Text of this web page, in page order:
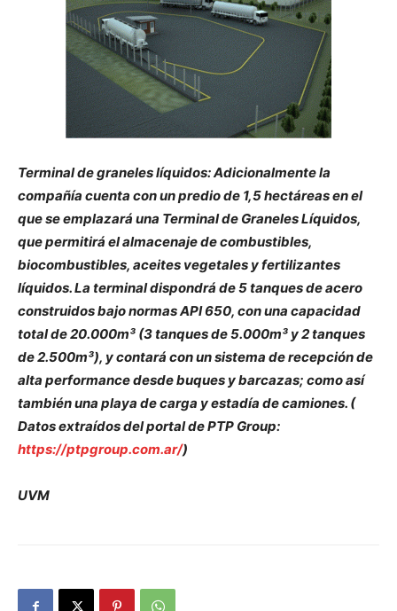
Terminal de graneles líquidos:Adicionalmente la
compañía cuenta con un predio de 1,5 hectáreas en el
que se emplazará una Terminal de Graneles Líquidos,
que permitirá el almacenaje de combustibles,
biocombustibles, aceites vegetales y fertilizantes
líquidos. La terminal dispondrá de 5 tanques de acero
construidos bajo normas API 650, con una capacidad
total de 20.000m³ (3 tanques de 5.000m³ y 2 tanques
de 2.500m³), y contará con un sistema de recepción de
alta performance desde buques y barcazas; como así
también una playa de carga y estadía de camiones. (
Datos extraídos del portal de PTP Group:
https://ptpgroup.com.ar/)
UVM